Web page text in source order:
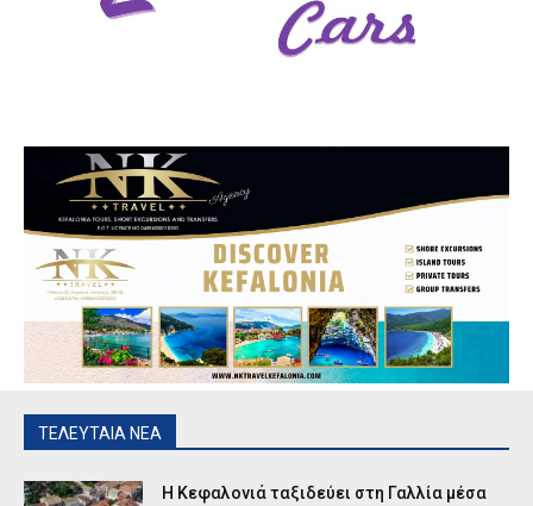
ΤΕΛΕΥΤΑΙΑ ΝΕΑ
Η Κεφαλονιά ταξιδεύει στη Γαλλία μέσα